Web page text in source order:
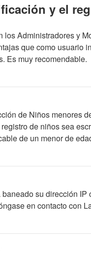
y el
Administradores y
que como
Es muy recomendable.
de Niños menores
de niños sea
de un menor de
su dirección
en contacto con